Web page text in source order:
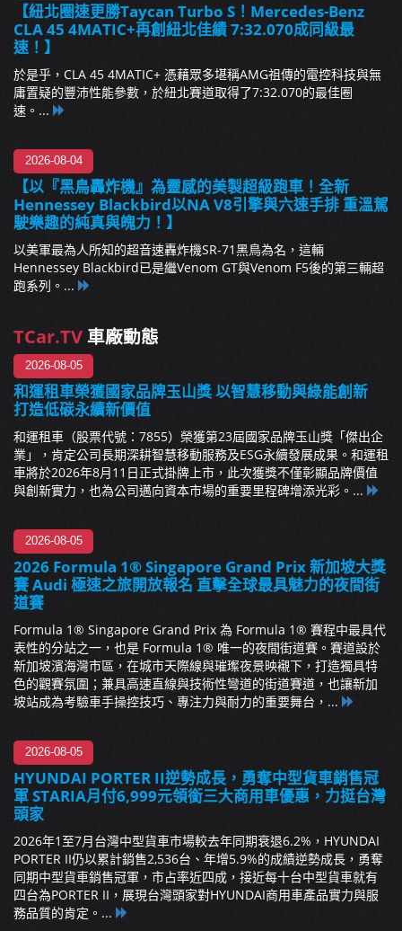
【紐北圈速更勝Taycan Turbo S！Mercedes-Benz
CLA 45 4MATIC+再創紐北佳績 7:32.070成同級最
速！】
於是乎，CLA 45 4MATIC+ 憑藉眾多堪稱AMG祖傳的電控科技與無
庸置疑的豐沛性能參數，於紐北賽道取得了7:32.070的最佳圈
速。...
2026-08-04
【以『黑鳥轟炸機』為靈感的美製超級跑車！全新
Hennessey Blackbird以NA V8引擎與六速手排 重溫駕
駛樂趣的純真與魄力！】
以美軍最為人所知的超音速轟炸機SR-71黑鳥為名，這輛
Hennessey Blackbird已是繼Venom GT與Venom F5後的第三輛超
跑系列。...
TCar.TV 車廠動態
2026-08-05
和運租車榮獲國家品牌玉山獎 以智慧移動與綠能創新
打造低碳永續新價值
和運租車（股票代號：7855）榮獲第23屆國家品牌玉山獎「傑出企
業」，肯定公司長期深耕智慧移動服務及ESG永續發展成果。和運租
車將於2026年8月11日正式掛牌上市，此次獲獎不僅彰顯品牌價值
與創新實力，也為公司邁向資本市場的重要里程碑增添光彩。...
2026-08-05
2026 Formula 1® Singapore Grand Prix 新加坡大獎
賽 Audi 極速之旅開放報名 直擊全球最具魅力的夜間街
道賽
Formula 1® Singapore Grand Prix 為 Formula 1® 賽程中最具代
表性的分站之一，也是 Formula 1® 唯一的夜間街道賽。賽道設於
新加坡濱海灣市區，在城市天際線與璀璨夜景映襯下，打造獨具特
色的觀賽氛圍；兼具高速直線與技術性彎道的街道賽道，也讓新加
坡站成為考驗車手操控技巧、專注力與耐力的重要舞台，...
2026-08-05
HYUNDAI PORTER II逆勢成長，勇奪中型貨車銷售冠
軍 STARIA月付6,999元領銜三大商用車優惠，力挺台灣
頭家
2026年1至7月台灣中型貨車市場較去年同期衰退6.2%，HYUNDAI
PORTER II仍以累計銷售2,536台、年增5.9%的成績逆勢成長，勇奪
同期中型貨車銷售冠軍，市占率近四成，接近每十台中型貨車就有
四台為PORTER II，展現台灣頭家對HYUNDAI商用車產品實力與服
務品質的肯定。...